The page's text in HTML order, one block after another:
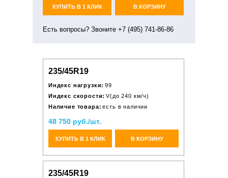
КУПИТЬ В 1 КЛИК В КОРЗИНУ
Есть вопросы? Звоните +7 (495) 741-86-86
235/45R19
Индекс нагрузки: 99
Индекс скорости: V(до 240 км/ч)
Наличие товара: есть в наличии
48 750 руб./шт.
КУПИТЬ В 1 КЛИК В КОРЗИНУ
235/45R19